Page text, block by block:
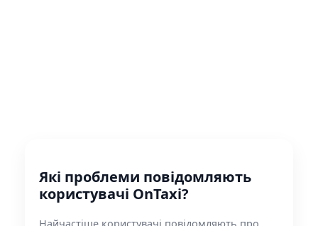
Які проблеми повідомляють
користувачі OnTaxi?